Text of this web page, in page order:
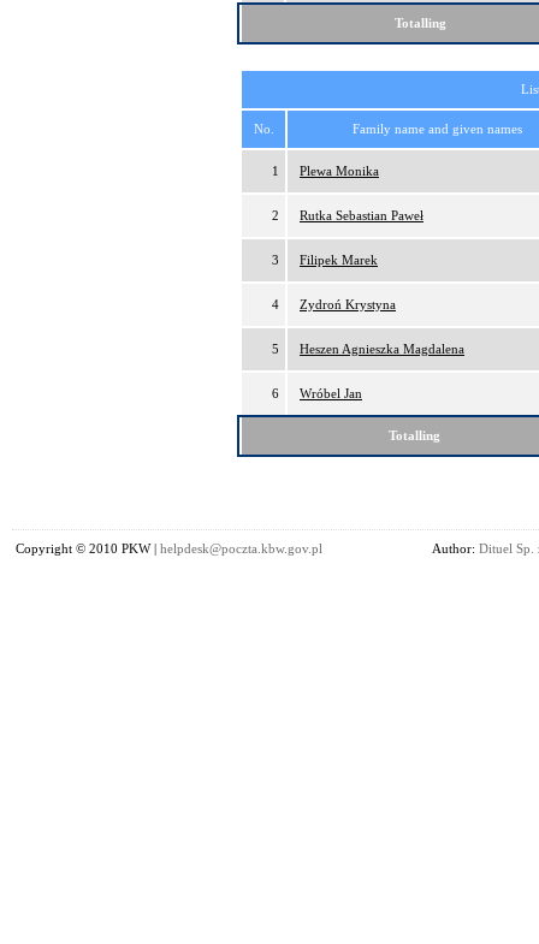
Totalling
No. Family name and given names
1 Plewa Monika
2 Rutka Sebastian Paweł
3 Filipek Marek
4 Zydroń Krystyna
5 Heszen Agnieszka Magdalena
6 Wróbel Jan
Totalling
Copyright © 2010 PKW | helpdesk@poczta.kbw.gov.pl Author: Dituel Sp.